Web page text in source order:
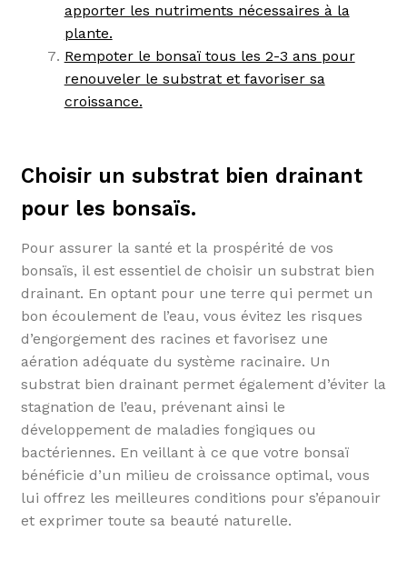
apporter les nutriments nécessaires à la
plante.
Rempoter le bonsaï tous les 2-3 ans pour
renouveler le substrat et favoriser sa
croissance.
Choisir un substrat bien drainant
pour les bonsaïs.
Pour assurer la santé et la prospérité de vos
bonsaïs, il est essentiel de choisir un substrat bien
drainant. En optant pour une terre qui permet un
bon écoulement de l’eau, vous évitez les risques
d’engorgement des racines et favorisez une
aération adéquate du système racinaire. Un
substrat bien drainant permet également d’éviter la
stagnation de l’eau, prévenant ainsi le
développement de maladies fongiques ou
bactériennes. En veillant à ce que votre bonsaï
bénéficie d’un milieu de croissance optimal, vous
lui offrez les meilleures conditions pour s’épanouir
et exprimer toute sa beauté naturelle.